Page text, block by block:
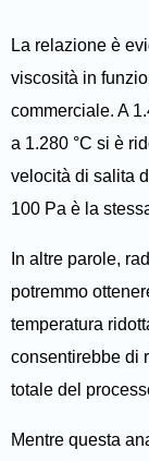
La relazione è
viscosità in
commerciale. A
a 1.280 °C si è
velocità di salita
100 Pa è la
In altre parole,
potremmo
temperatura
consentirebbe di
totale del
Mentre questa